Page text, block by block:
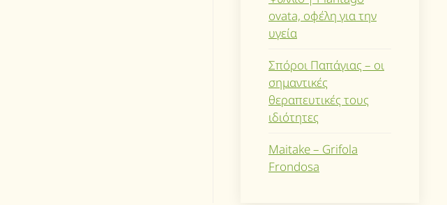
ovata, οφέλη για την
υγεία
Σπόροι Παπάγιας – οι
σημαντικές
θεραπευτικές τους
ιδιότητες
Maitake – Grifola
Frondosa